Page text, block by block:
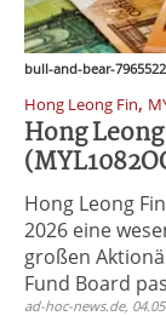
bull-and-bear-
Hong Leong Fin,
Hong
Hong Leong
2026 eine
großen
Fund Board
ad-hoc-news.de,